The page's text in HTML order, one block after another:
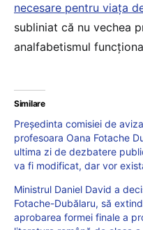
necesare pentru viața
subliniat că nu vechea
analfabetismul
Similare
Președinta comisiei de
profesoara Oana Fotache
ultima zi de dezbatere
va fi modificat, dar vor
Ministrul Daniel David a
Fotache-Dubălaru, să
aprobarea formei finale a